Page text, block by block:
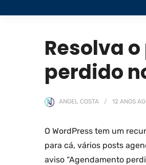
Resolva
perdido
ANGEL COSTA 12 ANOS
O WordPress tem um
para cá, vários posts
aviso “Agendamento